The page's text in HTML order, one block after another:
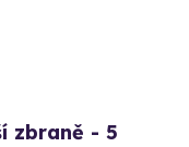
zbraně - 5